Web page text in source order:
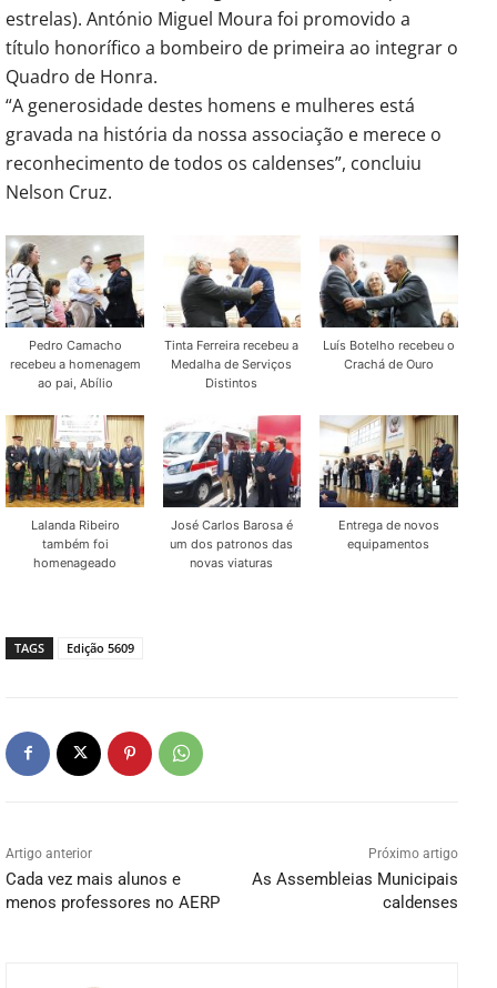
estrelas). António Miguel Moura foi promovido a
título honorífico a bombeiro de primeira ao integrar o
Quadro de Honra.
“A generosidade destes homens e mulheres está
gravada na história da nossa associação e merece o
reconhecimento de todos os caldenses”, concluiu
Nelson Cruz.
Pedro Camacho
recebeu a homenagem
ao pai, Abílio
Tinta Ferreira recebeu a
Medalha de Serviços
Distintos
Luís Botelho recebeu o
Crachá de Ouro
Lalanda Ribeiro
também foi
homenageado
José Carlos Barosa é
um dos patronos das
novas viaturas
Entrega de novos
equipamentos
TAGS Edição 5609
Artigo anterior
Cada vez mais alunos e
menos professores no AERP
Próximo artigo
As Assembleias Municipais
caldenses